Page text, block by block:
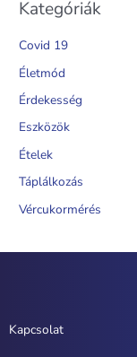
Kategóriák
Covid 19
Életmód
Érdekesség
Eszközök
Ételek
Táplálkozás
Vércukormérés
Kapcsolat